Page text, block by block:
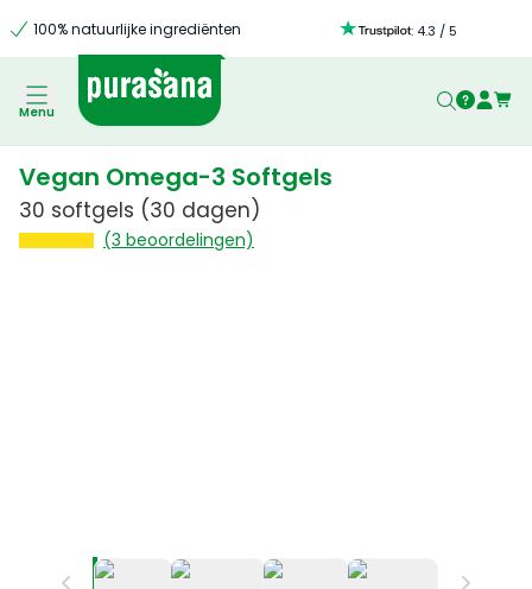
100% natuurlijke ingrediënten : 4.3 /5
Menu
Vegan Omega-3 Softgels
30 softgels (30 dagen)
(3 beoordelingen)